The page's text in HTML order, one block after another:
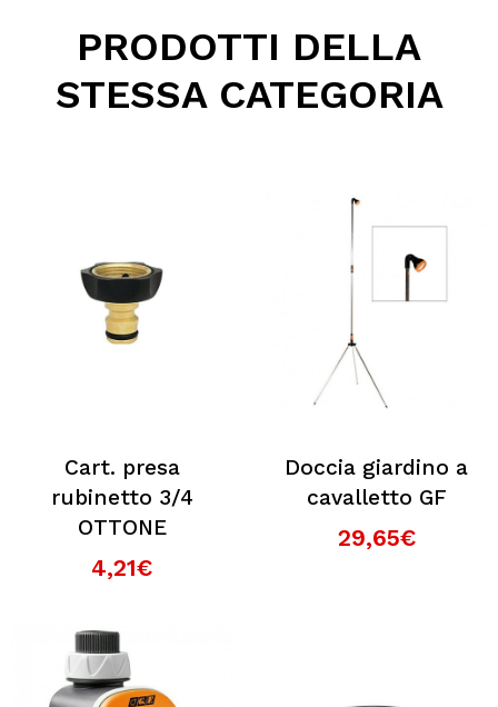
Posso contattarvi prima dell'acquisto?
Perché scegliere Elettromeccanica Calzolari?
PRODOTTI DELLA
STESSA CATEGORIA
Cart. presa
rubinetto 3/4
OTTONE
4,21€
Doccia giardino a
cavalletto GF
29,65€